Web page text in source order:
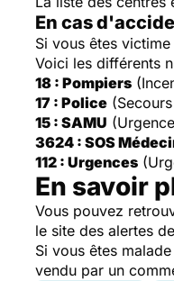
En cas
Si vous êtes
Voici les différents
18 : Pompiers
17 : Police
15 : SAMU
3624 : SOS
112 : Urgences
En savoir
Vous pouvez
le site des alertes
Si vous êtes
vendu par un